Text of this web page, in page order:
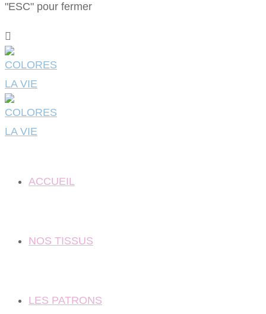
"ESC" pour fermer
ACCUEIL
NOS TISSUS
LES PATRONS